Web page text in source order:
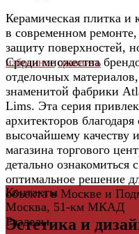
избранное сравнить
Керамическая плитка и
в современном
защиту поверхностей,
Среди множества
отделочных
знаменитой фабрики
Lims. Эта серия
архитекторов
высочайшему качеству
магазина торгового
детально ознакомиться
оптимальное решение
объекта в Москве и
Эстетика и
Контакты
Москва, 51-км МКАД
Разделы